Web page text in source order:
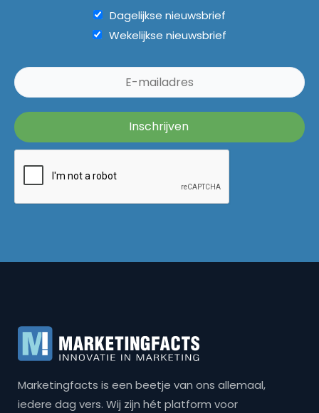
Dagelijkse nieuwsbrief
Wekelijkse nieuwsbrief
Marketingfacts is een beetje van ons allemaal,
iedere dag vers. Wij zijn hét platform voor